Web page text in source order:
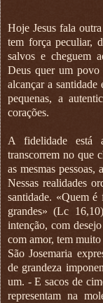
Hoje Jesus fala
tem força peculiar,
salvos e cheguem
Deus quer um povo
alcançar a
pequenas, a
corações.
A fidelidade está
transcorrem no que
as mesmas
Nessas realidades
santidade. «Quem é
grandes» (Lc
intenção, com
com amor, tem
São Josemaria
de grandeza
um. - E sacos de
representam na